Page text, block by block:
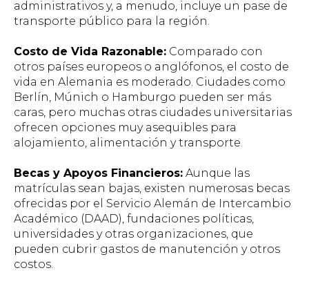
administrativos y, a menudo, incluye un pase de
transporte público para la región.
Costo de Vida Razonable: Comparado con
otros países europeos o anglófonos, el costo de
vida en Alemania es moderado. Ciudades como
Berlín, Múnich o Hamburgo pueden ser más
caras, pero muchas otras ciudades universitarias
ofrecen opciones muy asequibles para
alojamiento, alimentación y transporte.
Becas y Apoyos Financieros: Aunque las
matrículas sean bajas, existen numerosas becas
ofrecidas por el Servicio Alemán de Intercambio
Académico (DAAD), fundaciones políticas,
universidades y otras organizaciones, que
pueden cubrir gastos de manutención y otros
costos.